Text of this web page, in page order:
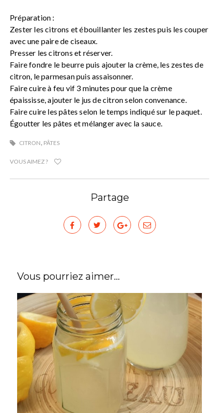
Préparation :
Zester les citrons et ébouillanter les zestes puis les couper
avec une paire de ciseaux.
Presser les citrons et réserver.
Faire fondre le beurre puis ajouter la crème, les zestes de
citron, le parmesan puis assaisonner.
Faire cuire à feu vif 3 minutes pour que la crème
épaississe, ajouter le jus de citron selon convenance.
Faire cuire les pâtes selon le temps indiqué sur le paquet.
Égoutter les pâtes et mélanger avec la sauce.
CITRON, PÂTES
VOUS AIMEZ ?
Partage
Vous pourriez aimer...